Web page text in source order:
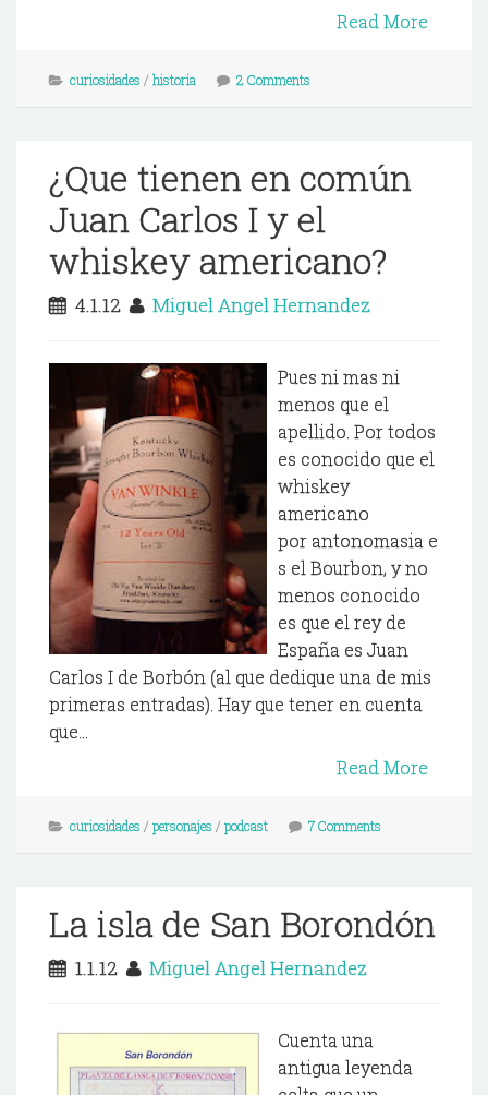
Read More
curiosidades / historia 2 Comments
¿Que tienen en común
Juan Carlos I y el
whiskey americano?
4.1.12 Miguel Angel Hernandez
Pues ni mas ni
menos que el
apellido. Por todos
es conocido que el
whiskey
americano
por antonomasia e
s el Bourbon, y no
menos conocido
es que el rey de
España es Juan
Carlos I de Borbón (al que dedique una de mis
primeras entradas). Hay que tener en cuenta
que...
Read More
curiosidades / personajes / podcast 7 Comments
La isla de San Borondón
1.1.12 Miguel Angel Hernandez
Cuenta una
antigua leyenda